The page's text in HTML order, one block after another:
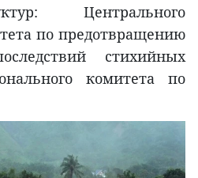
Центрального
по предотвращению
стихийных
комитета по